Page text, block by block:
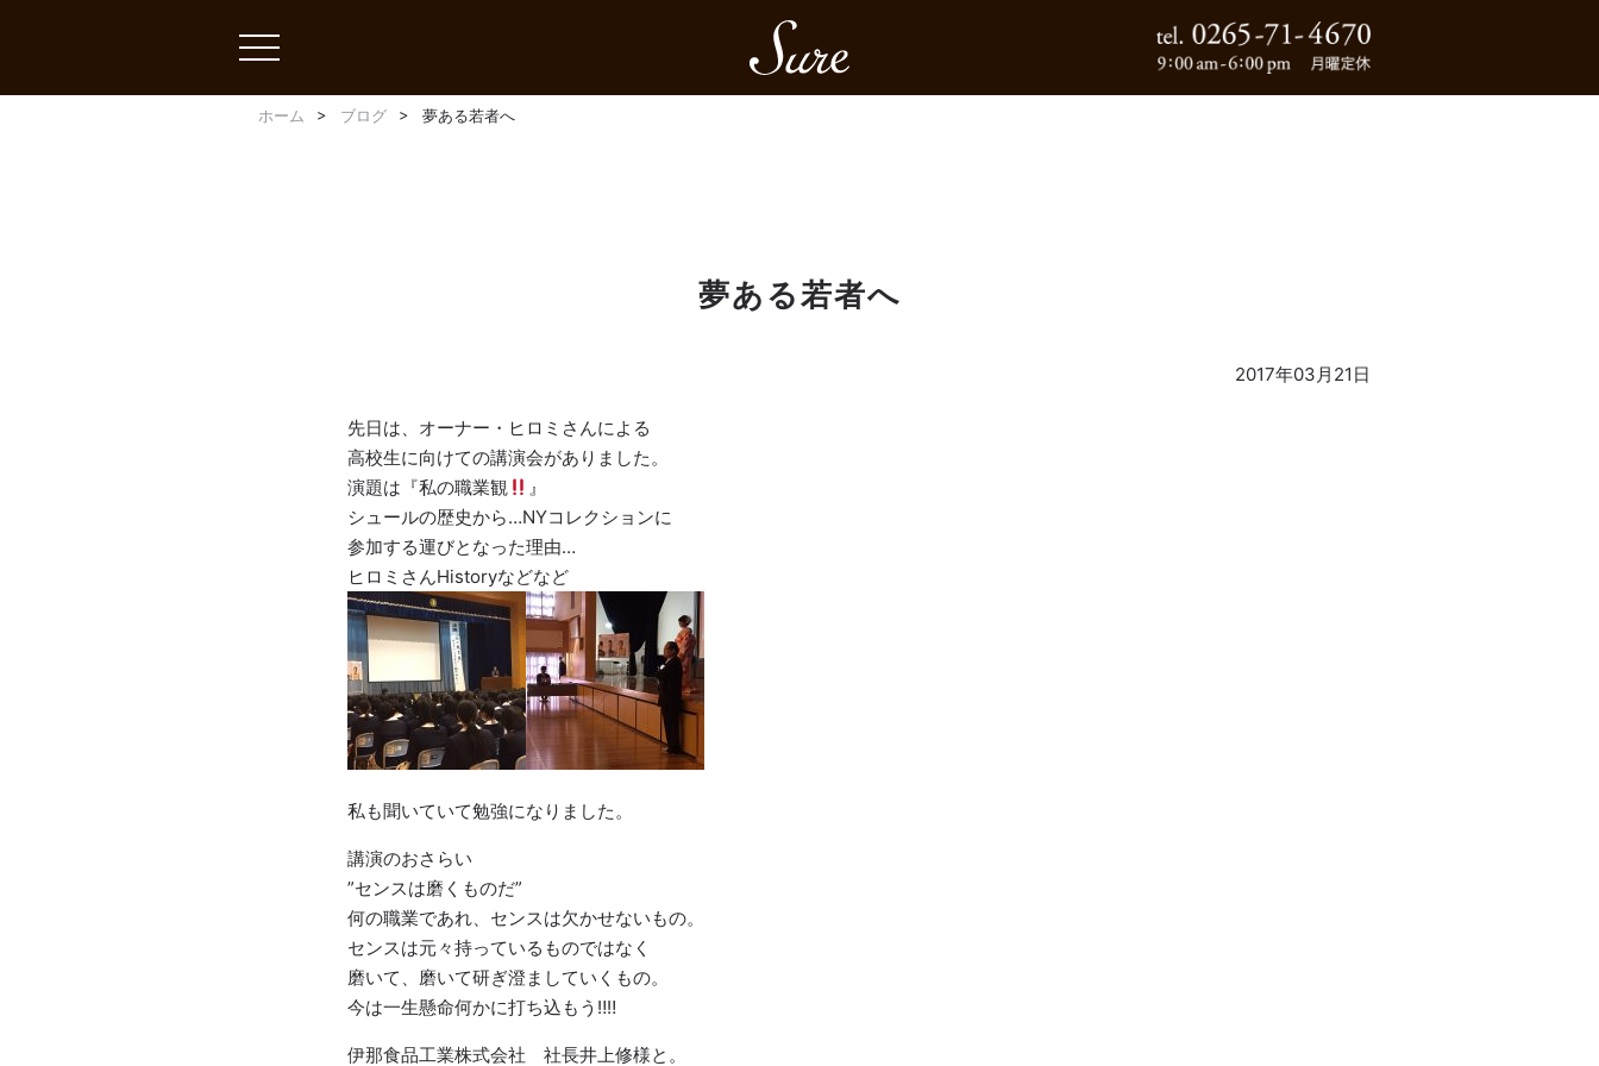
toggle
ホーム ブログ 夢ある若者へ
夢ある若者へ
2017年03月21日
先日は、オーナー・ヒロミさんによる
高校生に向けての講演会がありました。
演題は『私の職業観
』
シュールの歴史から…NYコレクションに
参加する運びとなった理由…
ヒロミさんHistoryなどなど
私も聞いていて勉強になりました。
講演のおさらい
”センスは磨くものだ”
何の職業であれ、センスは欠かせないもの。
センスは元々持っているものではなく
磨いて、磨いて研ぎ澄ましていくもの。
今は一生懸命何かに打ち込もう‼︎‼︎
伊那食品工業株式会社 社長井上修様と。